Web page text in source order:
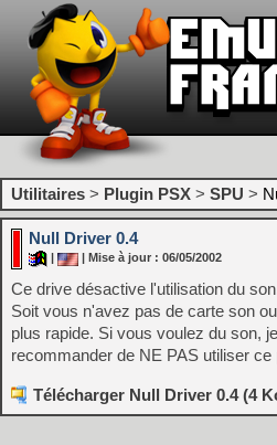
Utilitaires > Plugin PSX > SPU >
Null Driver 0.4
| Mise à jour : 06/05/2002
Ce drive désactive l'utilisation du
Soit vous n'avez pas de carte son
plus rapide. Si vous voulez du son,
recommander de NE PAS utiliser ce
Télécharger Null Driver 0.4 (4